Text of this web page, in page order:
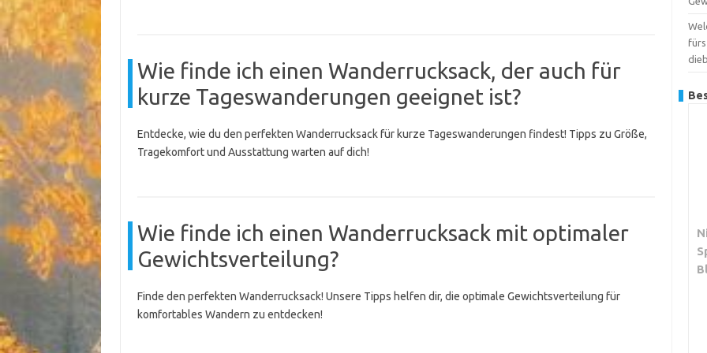
Wie finde ich einen Wanderrucksack, der auch für
kurze Tageswanderungen geeignet ist?
Entdecke, wie du den perfekten Wanderrucksack für kurze Tageswanderungen findest! Tipps zu Größe,
Tragekomfort und Ausstattung warten auf dich!
Wie finde ich einen Wanderrucksack mit optimaler
Gewichtsverteilung?
Finde den perfekten Wanderrucksack! Unsere Tipps helfen dir, die optimale Gewichtsverteilung für
komfortables Wandern zu entdecken!